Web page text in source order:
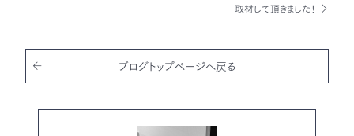
o
o
k
取材して頂きました！
ブログトップページへ戻る